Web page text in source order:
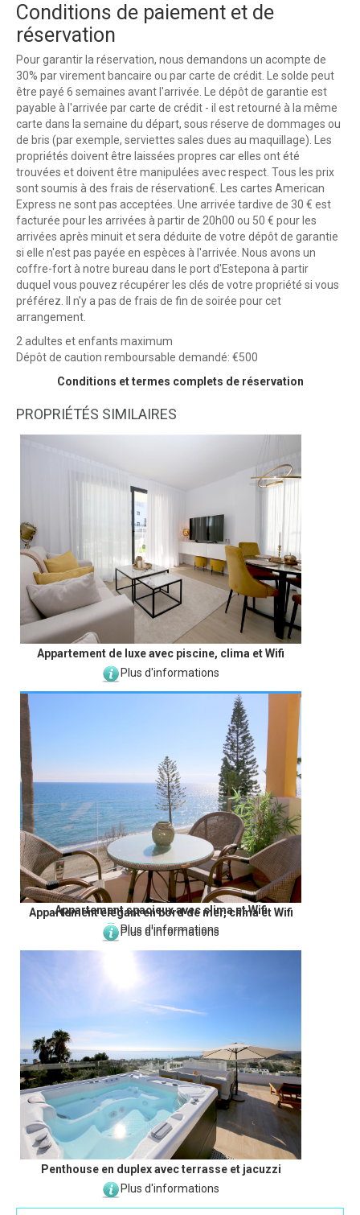
Conditions de paiement et de
réservation
Pour garantir la réservation, nous demandons un acompte de
30% par virement bancaire ou par carte de crédit. Le solde peut
être payé 6 semaines avant l'arrivée. Le dépôt de garantie est
payable à l'arrivée par carte de crédit - il est retourné à la même
carte dans la semaine du départ, sous réserve de dommages ou
de bris (par exemple, serviettes sales dues au maquillage). Les
propriétés doivent être laissées propres car elles ont été
trouvées et doivent être manipulées avec respect. Tous les prix
sont soumis à des frais de réservation€. Les cartes American
Express ne sont pas acceptées. Une arrivée tardive de 30 € est
facturée pour les arrivées à partir de 20h00 ou 50 € pour les
arrivées après minuit et sera déduite de votre dépôt de garantie
si elle n'est pas payée en espèces à l'arrivée. Nous avons un
coffre-fort à notre bureau dans le port d'Estepona à partir
duquel vous pouvez récupérer les clés de votre propriété si vous
préférez. Il n'y a pas de frais de fin de soirée pour cet
arrangement.
2 adultes et enfants maximum
Dépôt de caution remboursable demandé: €500
Conditions et termes complets de réservation
PROPRIÉTÉS SIMILAIRES
Appartement de luxe avec piscine, clima et Wifi
Plus d'informations
Appartement spacieux avec clima et Wifi
Plus d'informations
Appartement élégant en bord de mer, clima et Wifi
Plus d'informations
Penthouse en duplex avec terrasse et jacuzzi
Plus d'informations